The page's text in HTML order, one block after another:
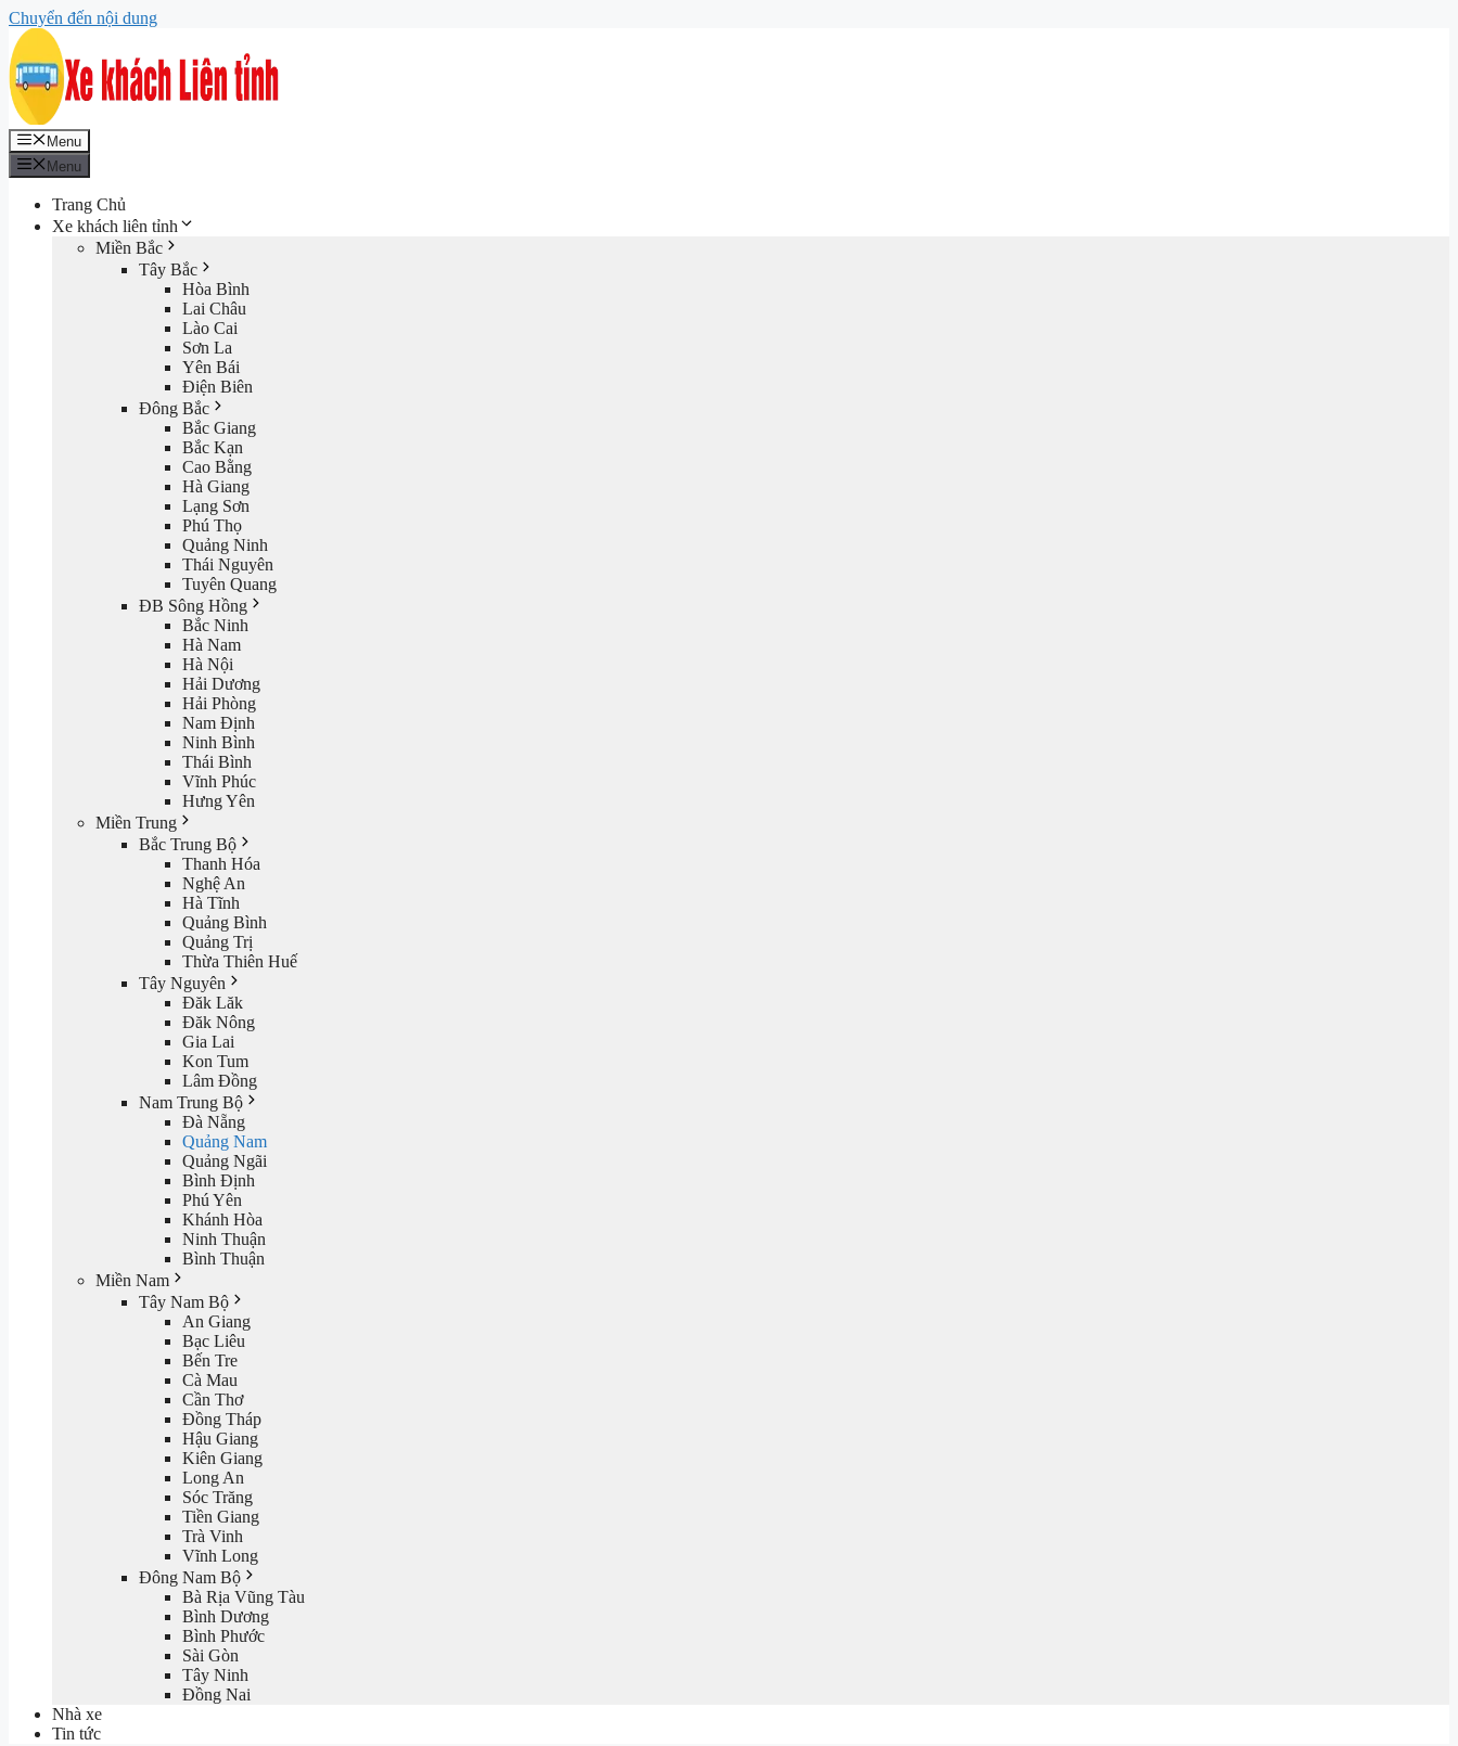
Chuyển đến nội dung
Menu
Menu
Trang Chủ
Xe khách liên tỉnh
Miền Bắc
Tây Bắc
Hòa Bình
Lai Châu
Lào Cai
Sơn La
Yên Bái
Điện Biên
Đông Bắc
Bắc Giang
Bắc Kạn
Cao Bằng
Hà Giang
Lạng Sơn
Phú Thọ
Quảng Ninh
Thái Nguyên
Tuyên Quang
ĐB Sông Hồng
Bắc Ninh
Hà Nam
Hà Nội
Hải Dương
Hải Phòng
Nam Định
Ninh Bình
Thái Bình
Vĩnh Phúc
Hưng Yên
Miền Trung
Bắc Trung Bộ
Thanh Hóa
Nghệ An
Hà Tĩnh
Quảng Bình
Quảng Trị
Thừa Thiên Huế
Tây Nguyên
Đăk Lăk
Đăk Nông
Gia Lai
Kon Tum
Lâm Đồng
Nam Trung Bộ
Đà Nẵng
Quảng Nam
Quảng Ngãi
Bình Định
Phú Yên
Khánh Hòa
Ninh Thuận
Bình Thuận
Miền Nam
Tây Nam Bộ
An Giang
Bạc Liêu
Bến Tre
Cà Mau
Cần Thơ
Đồng Tháp
Hậu Giang
Kiên Giang
Long An
Sóc Trăng
Tiền Giang
Trà Vinh
Vĩnh Long
Đông Nam Bộ
Bà Rịa Vũng Tàu
Bình Dương
Bình Phước
Sài Gòn
Tây Ninh
Đồng Nai
Nhà xe
Tin tức